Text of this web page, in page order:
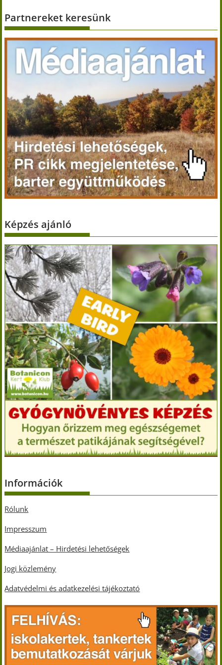
Partnereket keresünk
Képzés ajánló
Információk
Rólunk
Impresszum
Médiaajánlat – Hirdetési lehetőségek
Jogi közlemény
Adatvédelmi és adatkezelési tájékoztató